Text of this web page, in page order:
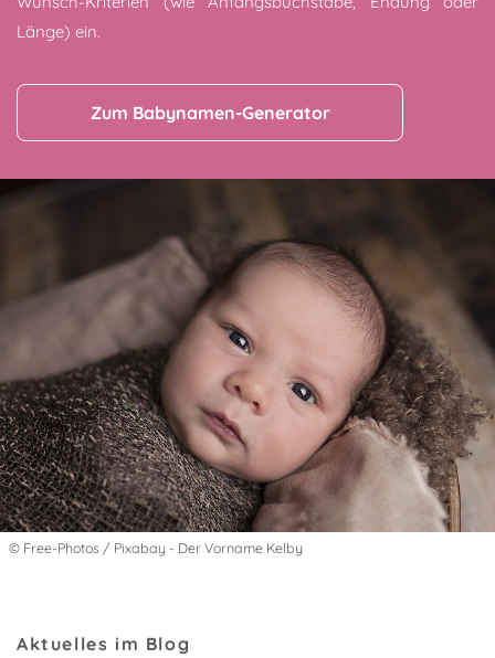
Länge) ein.
Zum Babynamen-Generator
© Free-Photos / Pixabay - Der Vorname Kelby
Aktuelles im Blog